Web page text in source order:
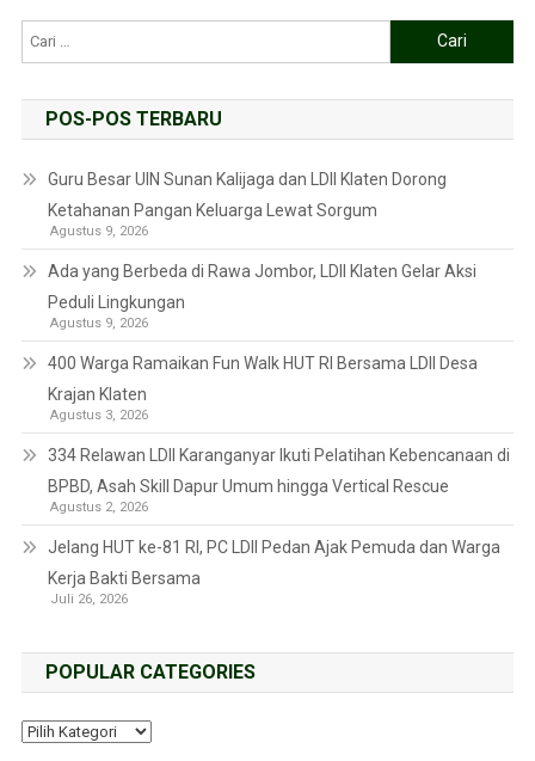
POS-POS TERBARU
Guru Besar UIN Sunan Kalijaga dan LDII Klaten Dorong
Ketahanan Pangan Keluarga Lewat Sorgum
Agustus 9, 2026
Ada yang Berbeda di Rawa Jombor, LDII Klaten Gelar Aksi
Peduli Lingkungan
Agustus 9, 2026
400 Warga Ramaikan Fun Walk HUT RI Bersama LDII Desa
Krajan Klaten
Agustus 3, 2026
334 Relawan LDII Karanganyar Ikuti Pelatihan Kebencanaan di
BPBD, Asah Skill Dapur Umum hingga Vertical Rescue
Agustus 2, 2026
Jelang HUT ke-81 RI, PC LDII Pedan Ajak Pemuda dan Warga
Kerja Bakti Bersama
Juli 26, 2026
POPULAR CATEGORIES